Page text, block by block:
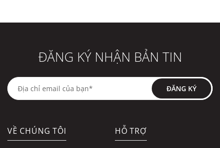
ĐĂNG KÝ NHẬN BẢN TIN
ĐĂNG KÝ
VỀ CHÚNG TÔI HỖ TRỢ